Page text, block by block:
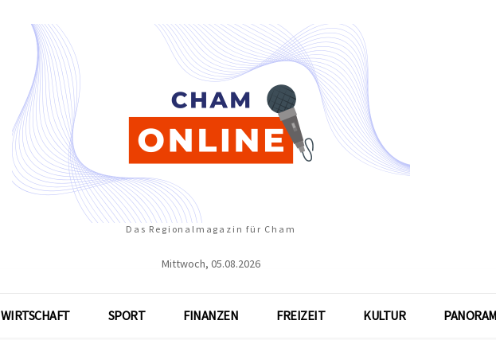
Das Regionalmagazin für Cham
Mittwoch, 05.08.2026
WIRTSCHAFT SPORT FINANZEN FREIZEIT KULTUR